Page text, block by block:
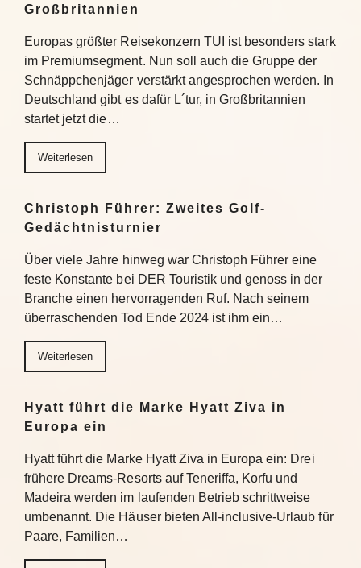
Großbritannien
Europas größter Reisekonzern TUI ist besonders stark
im Premiumsegment. Nun soll auch die Gruppe der
Schnäppchenjäger verstärkt angesprochen werden. In
Deutschland gibt es dafür L´tur, in Großbritannien
startet jetzt die…
Weiterlesen
Christoph Führer: Zweites Golf-
Gedächtnisturnier
Über viele Jahre hinweg war Christoph Führer eine
feste Konstante bei DER Touristik und genoss in der
Branche einen hervorragenden Ruf. Nach seinem
überraschenden Tod Ende 2024 ist ihm ein…
Weiterlesen
Hyatt führt die Marke Hyatt Ziva in
Europa ein
Hyatt führt die Marke Hyatt Ziva in Europa ein: Drei
frühere Dreams-Resorts auf Teneriffa, Korfu und
Madeira werden im laufenden Betrieb schrittweise
umbenannt. Die Häuser bieten All-inclusive-Urlaub für
Paare, Familien…